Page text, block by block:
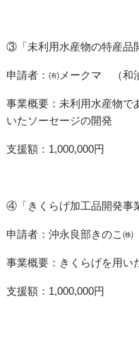
③「未利用水産物の特産品
申請者：㈲メークマ （和
事業概要：未利用水産物で
いたソーセージの開発
支援額：1,000,000円
④「きくらげ加工品開発事
申請者：沖永良部きのこ㈱
事業概要：きくらげを用い
支援額：1,000,000円